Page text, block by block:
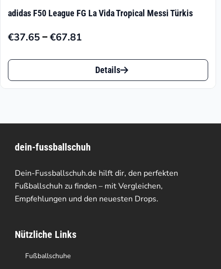
adidas F50 League FG La Vida Tropical Messi Türkis
€37.65–€67.81
Preisspanne:
€37.65
€67.81
Dieses
Produkt
auf.
Die
Optionen
können
der
Produktseite
Details
dein-fussballschuh
Dein-Fussballschuh.de hilft dir, den perfekten
Fußballschuh zu finden – mit Vergleichen,
Empfehlungen und den neuesten Drops.
Nützliche Links
Fußballschuhe